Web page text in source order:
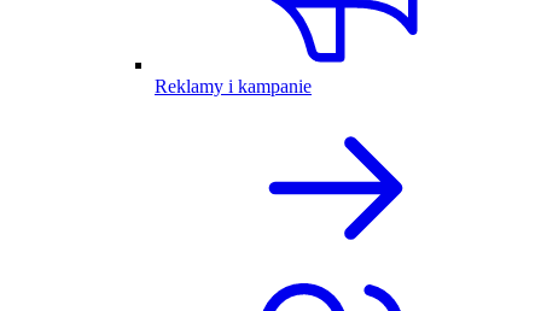
Reklamy i kampanie